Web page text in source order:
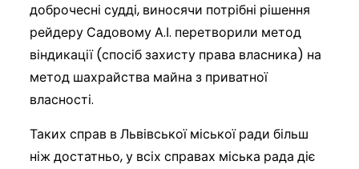
доброчесні судді, виносячи потрібні рішення
рейдеру Садовому А.І. перетворили метод
віндикації (спосіб захисту права власника) на
метод шахрайства майна з приватної
власності.
Таких справ в Львівської міської ради більш
ніж достатньо, у всіх справах міська рада діє